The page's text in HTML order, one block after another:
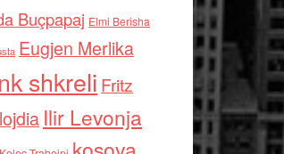
Buçpapaj Elmi Berisha
Eugjen Merlika
shkreli Fritz
Ilir Levonja